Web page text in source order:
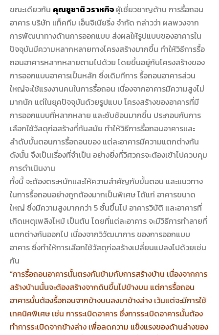
ขณะเดียวกัน คุณชูชาติ วราหกิจ ผู้เชี่ยวชาญด้าน การรื้อถอน
อาคาร บริษัท แท็คทีม เอ็นจิเนียริ่ง จำกัด กล่าวว่า ผลพวงจาก
การพัฒนาทางด้านการออกแบบ ส่งผลให้รูปแบบของอาคารใน
ปัจจุบันมีความหลากหลายทางโครงสร้างมากขึ้น ทำให้วิธีการรื้อ
ถอนอาคารหลากหลายตามไปด้วย โดยขึ้นอยู่กับโครงสร้างของ
การออกแบบอาคารเป็นหลัก ซึ่งเดิมทีการ รื้อถอนอาคารส่วน
ใหญ่จะใช้แรงงานคนในการรื้อถอน เนื่องจากอาคารมีความสูงไม่
มากนัก แต่ในยุคปัจจุบันด้วยรูปแบบ โครงสร้างของอาคารที่มี
การออกแบบที่หลากหลาย และซับซ้อนมากขึ้น ประกอบกับการ
เลือกใช้วัสดุก่อสร้างที่ทันสมัย ทำให้วิธีการรื้อถอนอาคารและ
ลำดับขั้นตอนการรื้อถอนของ แต่ละอาคารมีความแตกต่างกัน
ดังนั้น จึงเป็นเรื่องที่จำเป็น อย่างยิ่งที่วิศวกรจะต้องเข้าไปควบคุม
การดำเนินงาน
ทั้งนี้ จะต้องตระหนักและให้ความสำคัญกับขั้นตอน และแนวทาง
ในการรื้อถอนอย่างถูกต้องมากเป็นพิเศษ ได้แก่ อาคารขนาด
ใหญ่ ซึ่งมีความสูงมากกว่า 5 ชั้นขึ้นไป อาคารวิบัติ และอาคารที่
เกิดเหตุเพลิงไหม้ เป็นต้น โดยที่แต่ละอาคาร จะมีวิธีการทำลายที่
แตกต่างกันออกไป เนื่องจากวิวัฒนาการ ของการออกแบบ
อาคาร ซึ่งทำให้การเลือกใช้วัสดุก่อสร้างเปลี่ยนแปลงไปด้วยเช่น
กัน
“การรื้อถอนอาคารนั้นตรงกันข้ามกับการสร้างบ้าน เนื่องจากการ
สร้างบ้านนั้นจะต้องสร้างจากดินขึ้นไปข้างบน แต่การรื้อถอน
อาคารนั้นต้องรื้อถอนจากข้างบนลงมาข้างล่าง เว้นแต่จะมีการใช้
เทคนิคพิเศษ เช่น การระเบิดอาคาร ซึ่งการระเบิดอาคารนั้นต้อง
ทำการระเบิดจากข้างล่าง เพื่อลดความ แข็งแรงของด้านล่างของ